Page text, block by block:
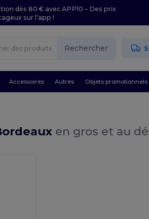
dès 80 € avec APP10 – Des prix
sur l’app !
Rechercher
Accessoires Autres Objets promotionnels
en gros et au